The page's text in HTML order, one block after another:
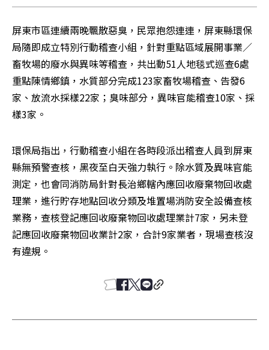
屏東市區連續兩晚飄散惡臭，民眾抱怨連連，屏東縣環保
局隨即成立特別行動稽查小組，針對重點區域展開事業／
畜牧場的廢水與異味等稽查，共出動51人地毯式巡查6處
重點陳情鄉鎮，水質部分完成123家畜牧場稽查、告發6
家、放流水採樣22家；臭味部分，異味官能稽查10家、採
樣3家。
環保局指出，行動稽查小組在各時段派出稽查人員到屏東
縣無預警查核，黑夜至白天強力執行。除水質及異味官能
測定，也會同消防局針對長治鄉轄內應回收廢棄物回收處
理業，進行貯存地點回收分類及堆置場消防安全設備查核
業務，查核登記應回收廢棄物回收處理業計7家，另未登
記應回收廢棄物回收業計2家，合計9家業者，現場查核沒
有違規。